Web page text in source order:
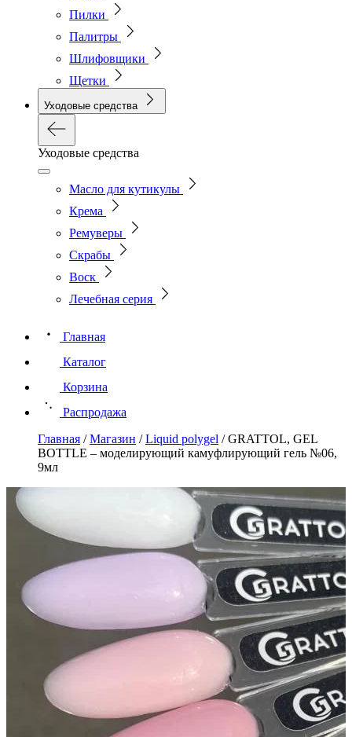
Пилки
Палитры
Шлифовщики
Щетки
Уходовые средства
Уходовые средства
Масло для кутикулы
Крема
Ремуверы
Скрабы
Воск
Лечебная серия
Главная
Каталог
Корзина
Распродажа
Главная /Магазин /Liquid polygel /GRATTOL, GEL
BOTTLE – моделирующий камуфлирующий гель №06,
9мл